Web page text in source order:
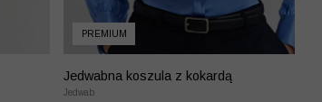
PREMIUM
Jedwabna koszula z kokardą
Jedwab